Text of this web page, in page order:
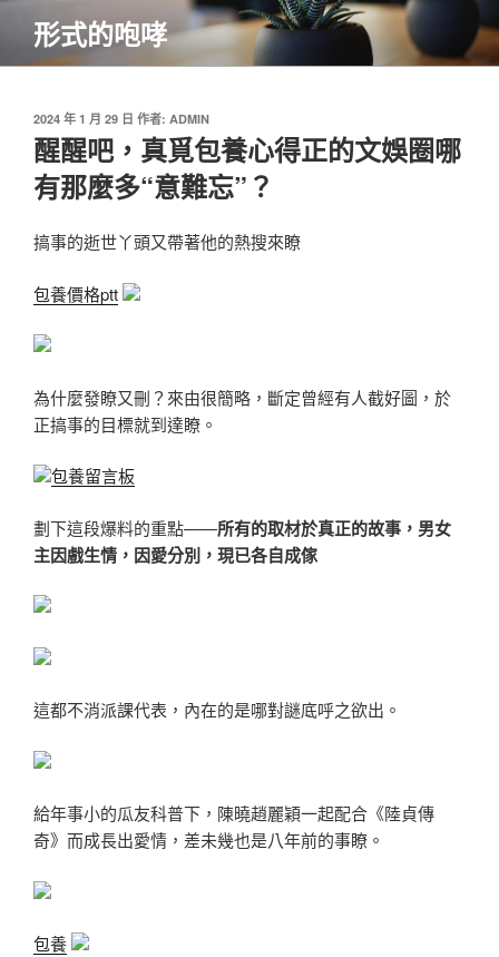
主
形式的咆哮
發
佈
於
2024 年 1 月 29 日 作者: ADMIN
醒醒吧，真覓包養心得正的文娛圈哪
有那麼多“意難忘”？
搞事的逝世丫頭又帶著他的熱搜來瞭
包養價格ptt
為什麼發瞭又刪？來由很簡略，斷定曾經有人截好圖，於
正搞事的目標就到達瞭。
包養留言板
劃下這段爆料的重點——所有的取材於真正的故事，男女
主因戲生情，因愛分別，現已各自成傢
這都不消派課代表，內在的是哪對謎底呼之欲出。
給年事小的瓜友科普下，陳曉趙麗穎一起配合《陸貞傳
奇》而成長出愛情，差未幾也是八年前的事瞭。
包養